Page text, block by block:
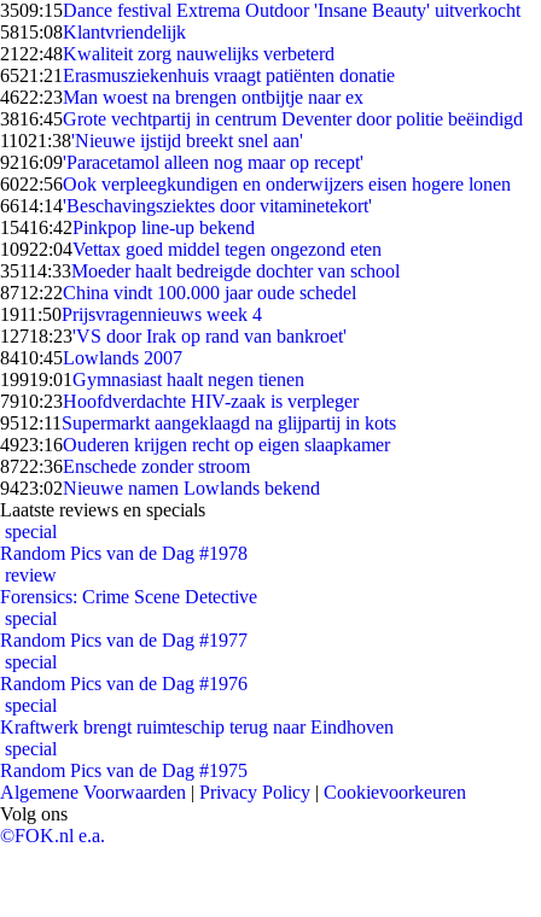
3509:15Dance festival Extrema Outdoor 'Insane Beauty' uitverkocht
5815:08Klantvriendelijk
21 22:48Kwaliteit zorg nauwelijks verbeterd
6521:21Erasmusziekenhuis vraagt patiënten donatie
4622:23Man woest na brengen ontbijtje naar ex
3816:45Grote vechtpartij in centrum Deventer door politie beëindigd
11021:38'Nieuwe ijstijd breekt snel aan'
9216:09'Paracetamol alleen nog maar op recept'
6022:56Ook verpleegkundigen en onderwijzers eisen hogere lonen
6614:14'Beschavingsziektes door vitaminetekort'
15416:42Pinkpop line-up bekend
10922:04Vettax goed middel tegen ongezond eten
35114:33Moeder haalt bedreigde dochter van school
8712:22China vindt 100.000 jaar oude schedel
1911:50Prijsvragennieuws week 4
12718:23'VS door Irak op rand van bankroet'
8410:45Lowlands 2007
19919:01Gymnasiast haalt negen tienen
7910:23Hoofdverdachte HIV-zaak is verpleger
9512:11 Supermarkt aangeklaagd na glijpartij in kots
4923:16Ouderen krijgen recht op eigen slaapkamer
8722:36Enschede zonder stroom
9423:02Nieuwe namen Lowlands bekend
Laatste reviews en specials
special
Random Pics van de Dag #1978
review
Forensics: Crime Scene Detective
special
Random Pics van de Dag #1977
special
Random Pics van de Dag #1976
special
Kraftwerk brengt ruimteschip terug naar Eindhoven
special
Random Pics van de Dag #1975
Algemene Voorwaarden | Privacy Policy | Cookievoorkeuren
Volg ons
©FOK.nl e.a.